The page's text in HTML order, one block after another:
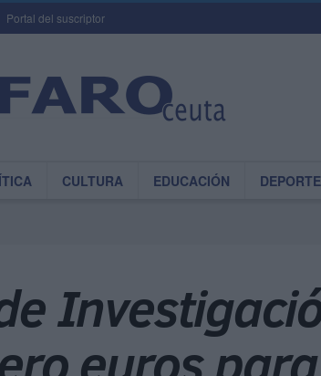
Portal del suscriptor
CULTURA EDUCACIÓN